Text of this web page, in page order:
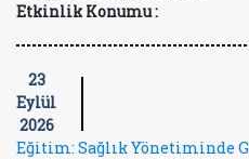
Etkinlik Konumu :
23
Eylül
2026
Eğitim: Sağlık Yönetiminde